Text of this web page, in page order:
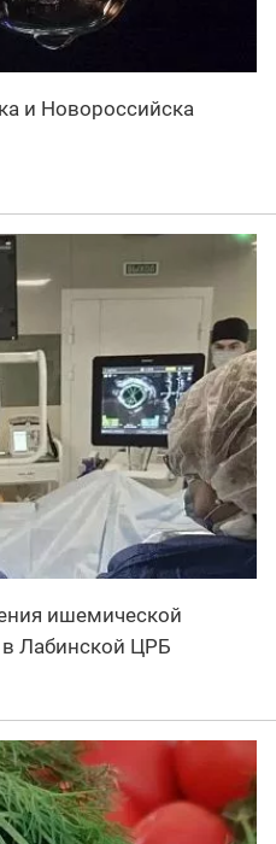
и Новороссийска
ишемической
Лабинской ЦРБ